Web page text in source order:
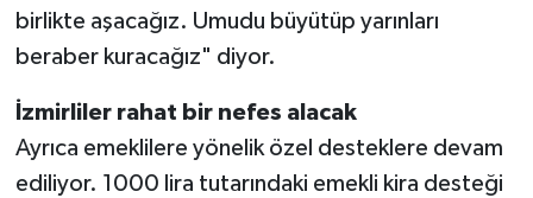
birlikte aşacağız. Umudu büyütüp yarınları
beraber kuracağız" diyor.
İzmirliler rahat bir nefes alacak
Ayrıca emeklilere yönelik özel desteklere devam
ediliyor. 1000 lira tutarındaki emekli kira desteği